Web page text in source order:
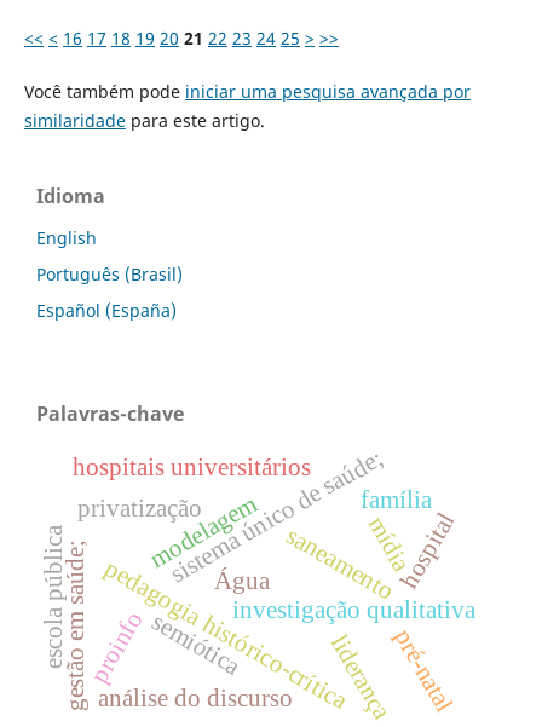
<< < 16 17 18 19 20 21 22 23 24 25 > >>
Você também pode iniciar uma pesquisa avançada por
similaridadepara este artigo.
Idioma
English
Português (Brasil)
Español (España)
Palavras-chave
investigação qualitativa
saneamento
sistema único de saúde;
pedagogia histórico-crítica
modelagem
privatização
Água
análise do discurso
gestão em saúde; mídia
proinfo
escola pública
liderança
hospital
hospitais universitários
semiótica pré-natal
família